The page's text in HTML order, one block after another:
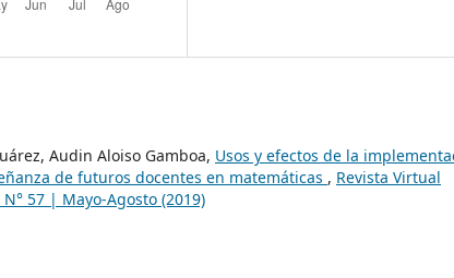
Audin Aloiso Gamboa, Usos y efectos de la
de futuros docentes en matemáticas , Revista Virtual
57 | Mayo-Agosto (2019)